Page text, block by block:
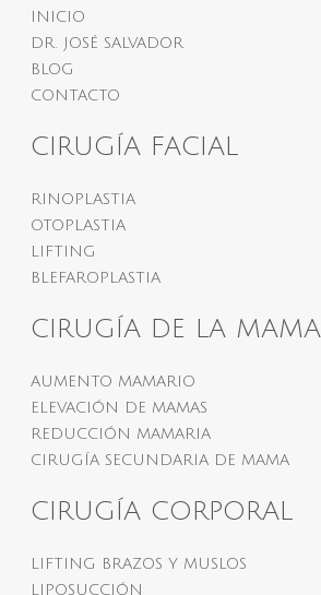
INICIO
DR. JOSÉ SALVADOR
BLOG
CONTACTO
CIRUGÍA FACIAL
RINOPLASTIA
OTOPLASTIA
LIFTING
BLEFAROPLASTIA
CIRUGÍA DE LA MAMA
AUMENTO MAMARIO
ELEVACIÓN DE MAMAS
REDUCCIÓN MAMARIA
CIRUGÍA SECUNDARIA DE MAMA
CIRUGÍA CORPORAL
LIFTING BRAZOS Y MUSLOS
LIPOSUCCIÓN